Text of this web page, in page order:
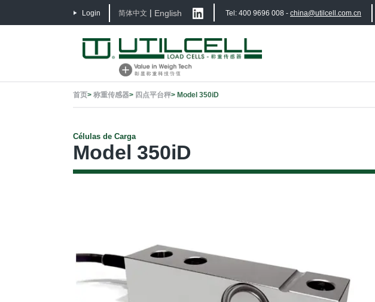
Login 简体中文 | English Tel: 400 9696 008 - china@utilcell.com.cn
首页> 称重传感器> 四点平台秤> Model 350iD
Células de Carga
Model 350iD